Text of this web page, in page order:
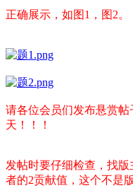
正确展示，如图1，图2。
请各位会员们发布悬赏
天！！！
发帖时要仔细检查，找
者的2贡献值，这个不是